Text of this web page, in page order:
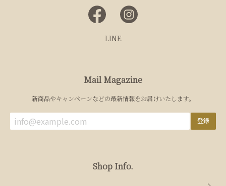
LINE
Mail Magazine
新商品やキャンペーンなどの最新情報をお届けいたします。
登録
Shop Info.